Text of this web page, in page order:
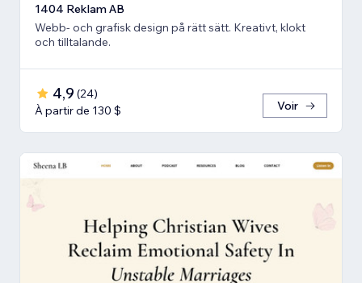
1404 Reklam AB
Webb- och grafisk design på rätt sätt. Kreativt, klokt
och tilltalande.
4,9 (24)
À partir de 130 $
Voir